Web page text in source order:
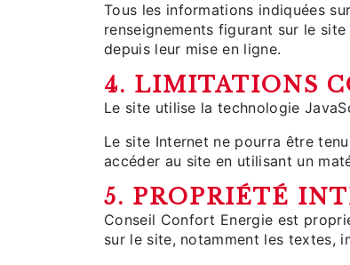
Tous les informations indiquées
renseignements figurant sur le site
depuis leur mise en ligne.
4. LIMITATIONS
Le site utilise la technologie
Le site Internet ne pourra être
accéder au site en utilisant un
5. PROPRIÉTÉ
Conseil Confort Energie est
sur le site, notamment les textes,